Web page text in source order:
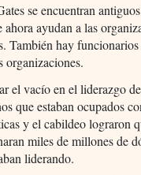
se encuentran antiguos
ayudan a las
También hay funcionarios
organizaciones.
el vacío en el liderazgo
que estaban ocupados
y el cabildeo lograron
miles de millones de
liderando.